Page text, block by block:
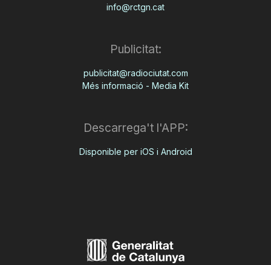
info@rctgn.cat
Publicitat:
publicitat@radiociutat.com
Més informació - Media Kit
Descarrega't l'APP:
Disponible per iOS i Android